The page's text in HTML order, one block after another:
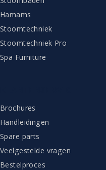
Hamams
Stoomtechniek
Stoomtechniek Pro
Spa Furniture
Brochures
Handleidingen
Spare parts
Veelgestelde vragen
Bestelproces